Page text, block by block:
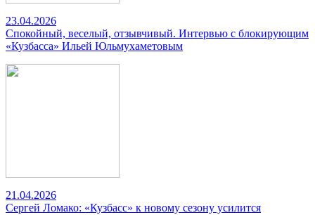
23.04.2026
Спокойный, веселый, отзывчивый. Интервью с блокирующим
«Кузбасса» Ильей Юльмухаметовым
21.04.2026
Сергей Ломако: «Кузбасс» к новому сезону усилится